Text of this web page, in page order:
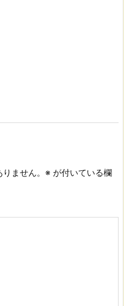
ません。 ※ が付いている欄